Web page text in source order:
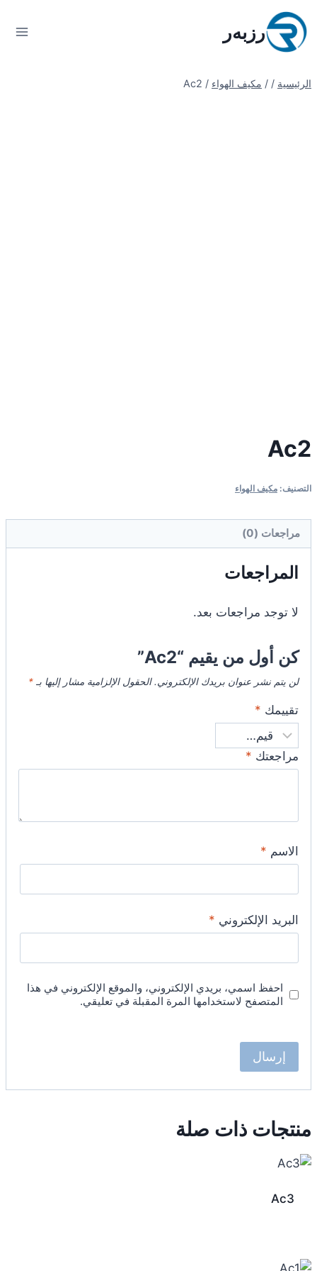
التجاوز
إلى
المحتوى
رزبەر
الرئيسية /
/ مكيف الهواء /
Ac2
Ac2
التصنيف: مكيف الهواء
مراجعات (0)
المراجعات
لا توجد مراجعات بعد.
كن أول من يقيم “Ac2”
لن يتم نشر عنوان بريدك الإلكتروني. الحقول الإلزامية مشار إليها بـ *
تقييمك *
مراجعتك *
الاسم *
البريد الإلكتروني *
احفظ اسمي، بريدي الإلكتروني، والموقع الإلكتروني في هذا
المتصفح لاستخدامها المرة المقبلة في تعليقي.
منتجات ذات صلة
Ac3